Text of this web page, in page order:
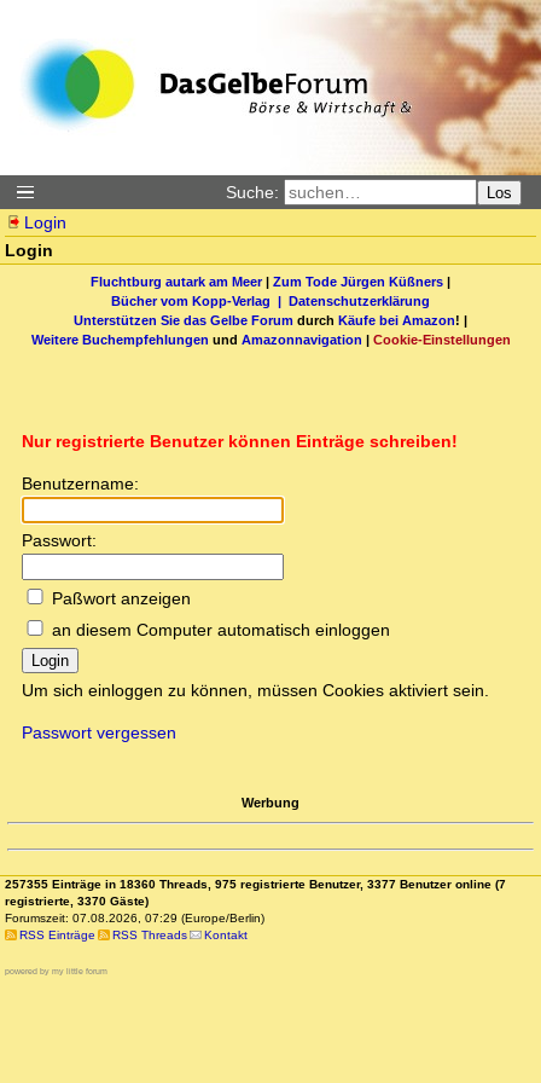
Suche: Los
Login
Login
Fluchtburg autark am Meer| Zum Tode Jürgen Küßners |
Bücher vom Kopp-Verlag | Datenschutzerklärung
Unterstützen Sie das Gelbe Forum durch Käufe bei Amazon! |
Weitere Buchempfehlungen und Amazonnavigation | Cookie-Einstellungen
Nur registrierte Benutzer können Einträge schreiben!
Benutzername:
Passwort:
Paßwort anzeigen
an diesem Computer automatisch einloggen
Login
Um sich einloggen zu können, müssen Cookies aktiviert sein.
Passwort vergessen
Werbung
257355 Einträge in 18360 Threads, 975 registrierte Benutzer, 3377 Benutzer online (7
registrierte, 3370 Gäste)
Forumszeit: 07.08.2026, 07:29 (Europe/Berlin)
RSS Einträge
RSS Threads Kontakt
powered by my little forum